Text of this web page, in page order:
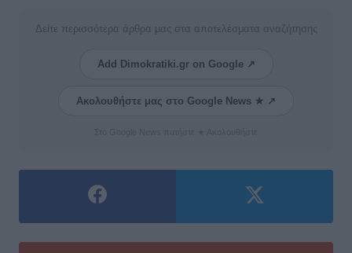
Δείτε περισσότερα άρθρα μας στα αποτελέσματα αναζήτησης
Add Dimokratiki.gr on Google ↗
Ακολουθήστε μας στο Google News ★ ↗